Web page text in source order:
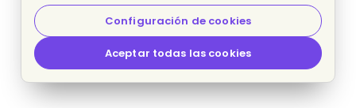
Configuración de cookies
Aceptar todas las cookies